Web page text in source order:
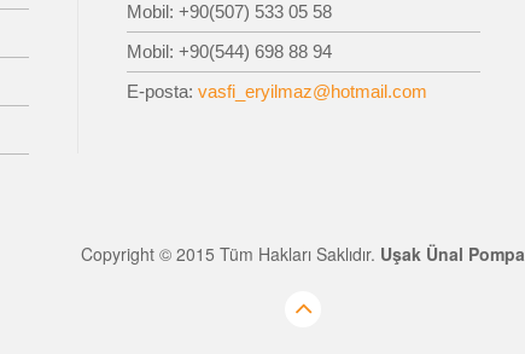
Mobil: +90(507) 533 05 58
Mobil: +90(544) 698 88 94
E-posta:vasfi_eryilmaz@hotmail.com
Copyright © 2015 Tüm Hakları Saklıdır. Uşak Ünal Pompa